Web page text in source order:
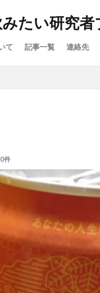
たい研究者
て 記事一覧 連絡先
0件